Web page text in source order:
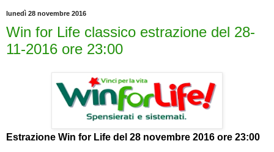
lunedì 28 novembre 2016
Win for Life classico estrazione del 28-
11-2016 ore 23:00
Estrazione Win for Life del 28 novembre 2016 ore 23:00